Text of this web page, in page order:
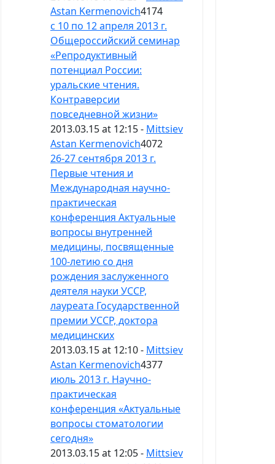
Astan Kermenovich4174
с 10 по 12 апреля 2013 г.
Общероссийский семинар
«Репродуктивный
потенциал России:
уральские чтения.
Контраверсии
повседневной жизни»
2013.03.15 at 12:15 - Mittsiev
Astan Kermenovich4072
26-27 сентября 2013 г.
Первые чтения и
Международная научно-
практическая
конференция Актуальные
вопросы внутренней
медицины, посвященные
100-летию со дня
рождения заслуженного
деятеля науки УССР,
лауреата Государственной
премии УССР, доктора
медицинских
2013.03.15 at 12:10 - Mittsiev
Astan Kermenovich4377
июль 2013 г. Научно-
практическая
конференция «Актуальные
вопросы стоматологии
сегодня»
2013.03.15 at 12:05 - Mittsiev